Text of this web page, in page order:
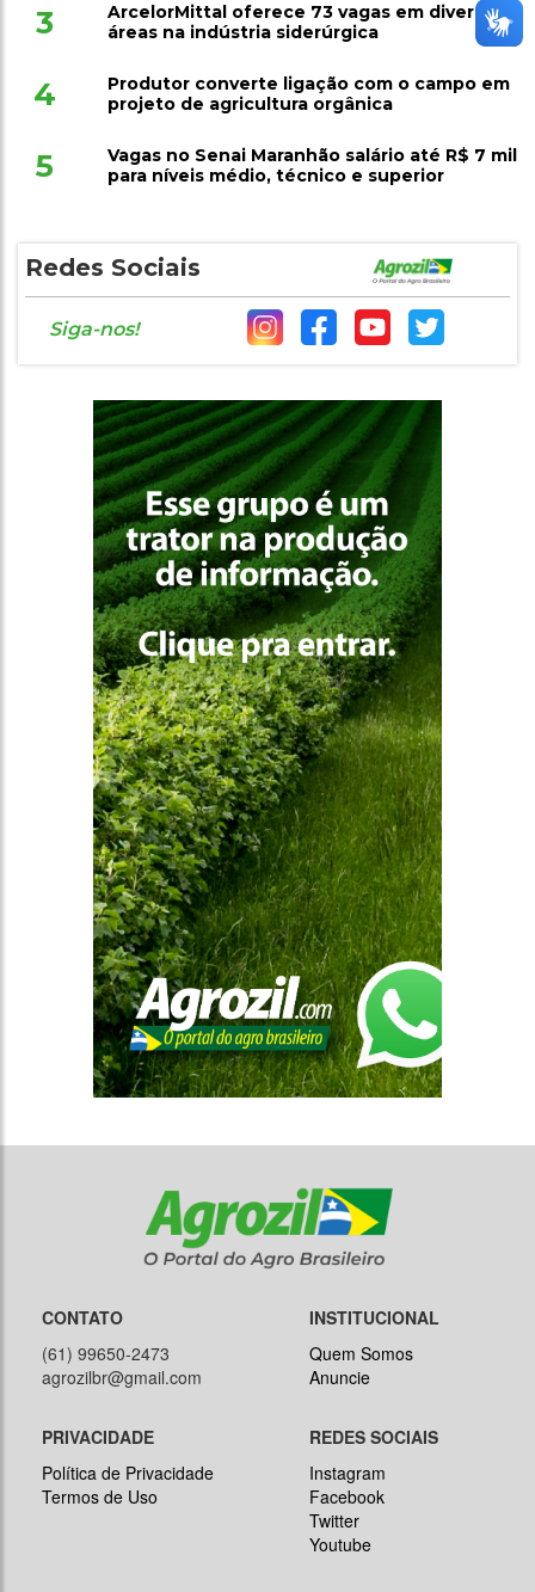
3
ArcelorMittal oferece 73 vagas em diversas
áreas na indústria siderúrgica
4
Produtor converte ligação com o campo em
projeto de agricultura orgânica
5
Vagas no Senai Maranhão salário até R$ 7 mil
para níveis médio, técnico e superior
Redes Sociais
Siga-nos!
CONTATO
(61) 99650-2473
agrozilbr@gmail.com
INSTITUCIONAL
Quem Somos
Anuncie
PRIVACIDADE
Política de Privacidade
Termos de Uso
REDES SOCIAIS
Instagram
Facebook
Twitter
Youtube